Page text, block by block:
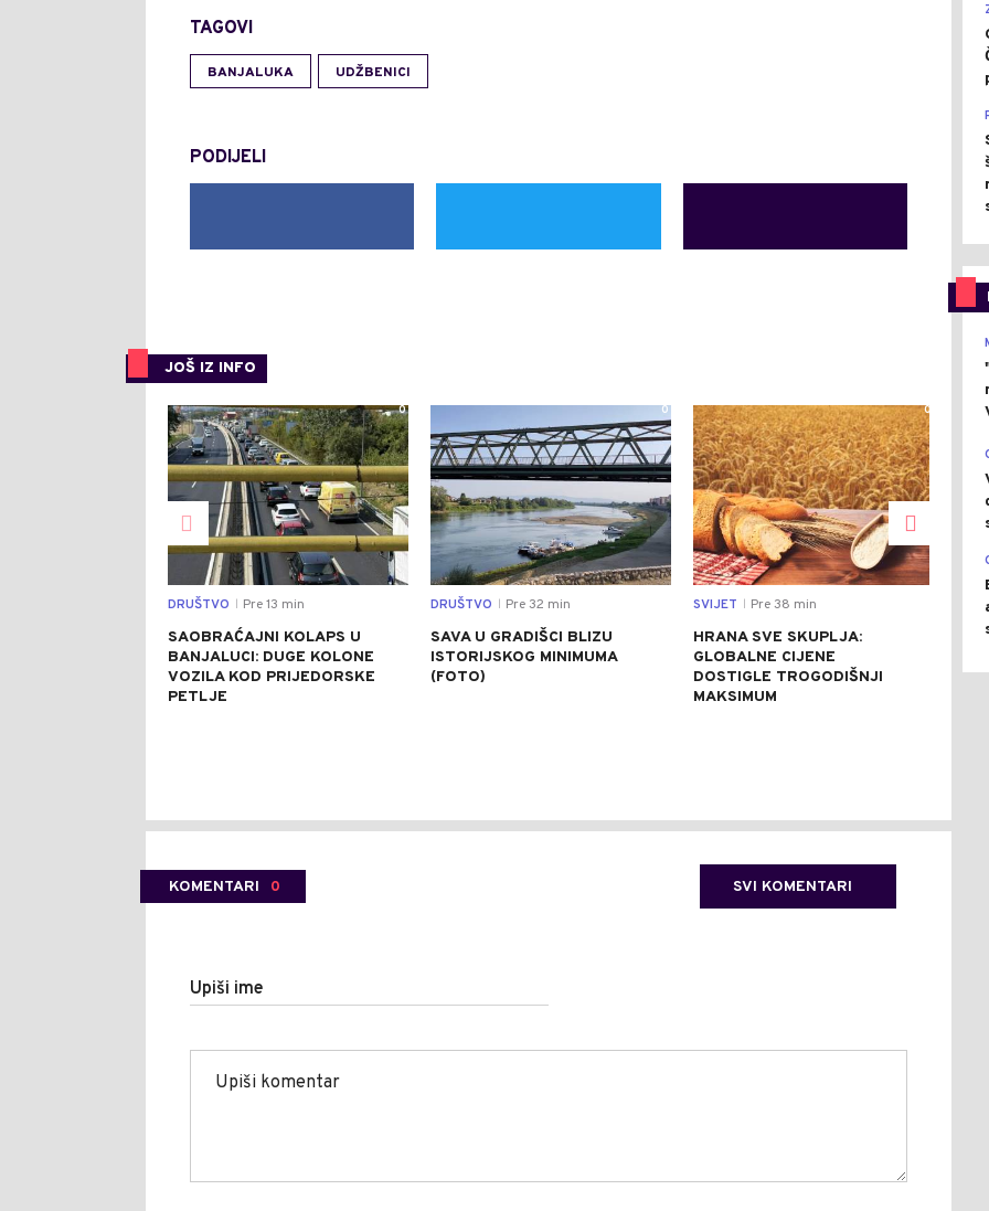
TAGOVI
BANJALUKA UDŽBENICI
PODIJELI
JOŠ IZ INFO
0
DRUŠTVO Pre 13 min
SAOBRAĆAJNI KOLAPS U
BANJALUCI: DUGE KOLONE
VOZILA KOD PRIJEDORSKE
PETLJE
0
DRUŠTVO Pre 32 min
SAVA U GRADIŠCI BLIZU
ISTORIJSKOG MINIMUMA
(FOTO)
0
SVIJET Pre 38 min
HRANA SVE SKUPLJA:
GLOBALNE CIJENE
DOSTIGLE TROGODIŠNJI
MAKSIMUM
KOMENTARI 0 SVI KOMENTARI
Upiši ime